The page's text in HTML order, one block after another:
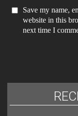
Save my name,
website in this
next time I